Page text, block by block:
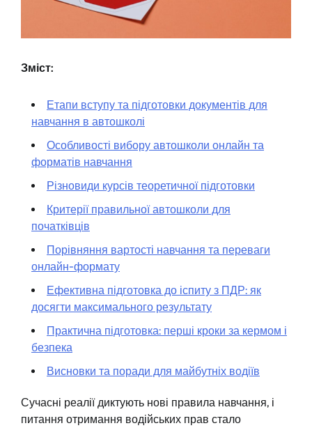
Зміст:
Етапи вступу та підготовки документів для
навчання в автошколі
Особливості вибору автошколи онлайн та
форматів навчання
Різновиди курсів теоретичної підготовки
Критерії правильної автошколи для
початківців
Порівняння вартості навчання та переваги
онлайн-формату
Ефективна підготовка до іспиту з ПДР: як
досягти максимального результату
Практична підготовка: перші кроки за кермом і
безпека
Висновки та поради для майбутніх водіїв
Сучасні реалії диктують нові правила навчання, і
питання отримання водійських прав стало